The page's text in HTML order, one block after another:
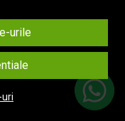
urile